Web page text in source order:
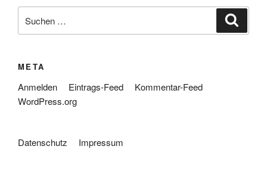
nach:
META
Anmelden Eintrags-Feed
Kommentar-Feed
WordPress.org
Datenschutz Impressum